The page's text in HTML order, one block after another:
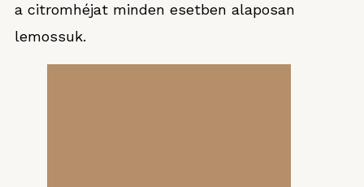
a citromhéjat minden esetben alaposan
lemossuk.